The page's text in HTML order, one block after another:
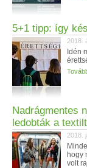
5+1 tipp: így
2018.
Idén
Nadrágmentes
ledobták a textilt
2018.
hogy
volt